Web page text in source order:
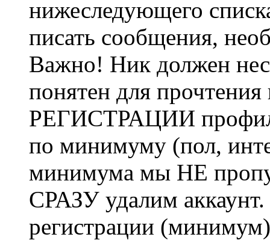
нижеследующего
писать сообщения,
Важно! Ник должен
понятен для
РЕГИСТРАЦИИ профиль
по минимуму (пол,
минимума мы НЕ
СРАЗУ удалим
регистрации